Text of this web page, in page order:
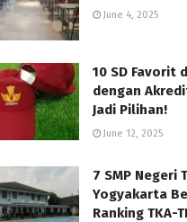
June 4, 2025
10 SD Favorit
dengan
Jadi Pilihan!
June 12, 2025
7 SMP Negeri
Yogyakarta
Ranking TKA-